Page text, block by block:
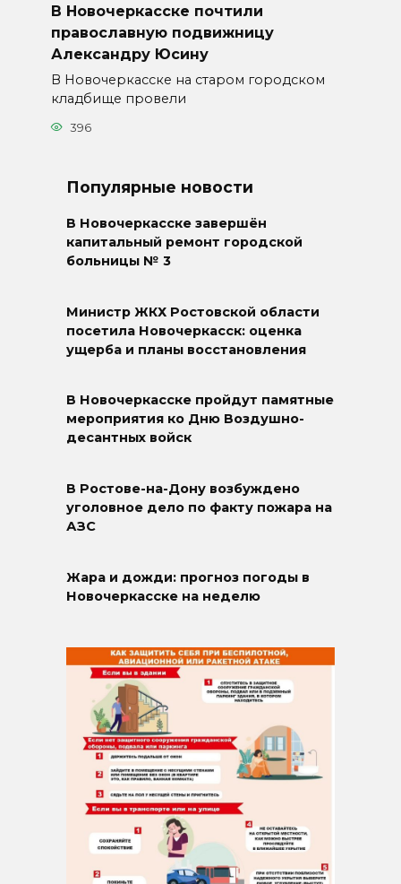
В Новочеркасске почтили
православную подвижницу
Александру Юсину
В Новочеркасске на старом городском
кладбище провели
396
Популярные новости
В Новочеркасске завершён
капитальный ремонт городской
больницы № 3
Министр ЖКХ Ростовской области
посетила Новочеркасск: оценка
ущерба и планы восстановления
В Новочеркасске пройдут памятные
мероприятия ко Дню Воздушно-
десантных войск
В Ростове-на-Дону возбуждено
уголовное дело по факту пожара на
АЗС
Жара и дожди: прогноз погоды в
Новочеркасске на неделю